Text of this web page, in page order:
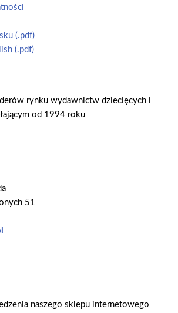
(.pdf)
(.pdf)
rynku wydawnictw dziecięcych i
od 1994 roku
51
naszego sklepu internetowego